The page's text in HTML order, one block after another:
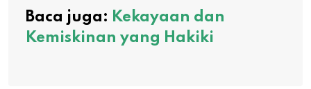
Baca juga: Kekayaan dan
Kemiskinan yang Hakiki